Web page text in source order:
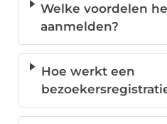
Welke voordelen
aanmelden?
Hoe werkt een